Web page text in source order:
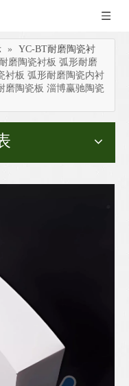
»
YC-BT耐磨陶瓷衬
磨陶瓷衬板 弧形耐磨
衬板 弧形耐磨陶瓷内衬
磨陶瓷板 淄博赢驰陶瓷